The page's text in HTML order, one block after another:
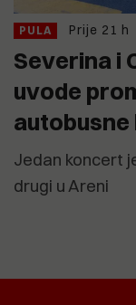
PULA Prije 21 h
Severina i
uvode
autobusne
Jedan koncert
drugi u Areni